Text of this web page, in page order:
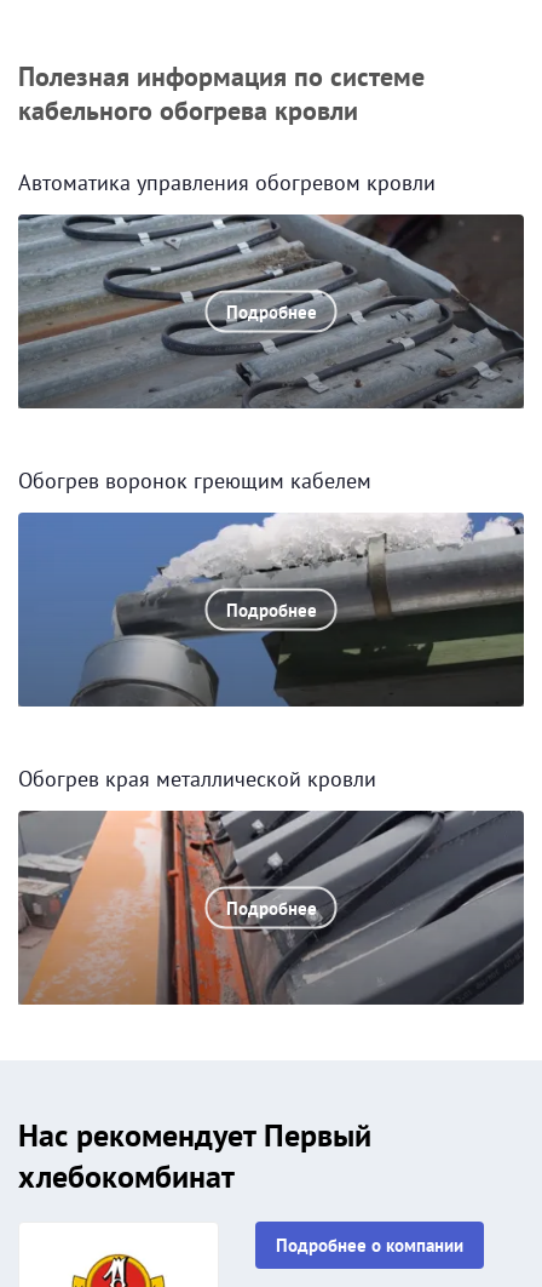
Полезная информация по системе
кабельного обогрева кровли
Автоматика управления обогревом кровли
Подробнее
Обогрев воронок греющим кабелем
Подробнее
Обогрев края металлической кровли
Подробнее
Нас рекомендует Первый
хлебокомбинат
Подробнее о компании